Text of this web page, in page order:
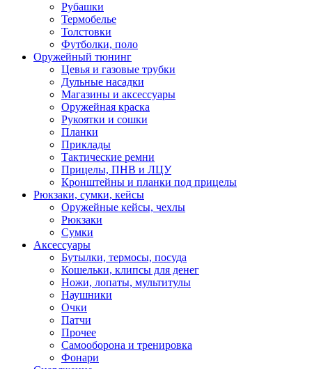
Рубашки
Термобелье
Толстовки
Футболки, поло
Оружейный тюнинг
Цевья и газовые трубки
Дульные насадки
Магазины и аксессуары
Оружейная краска
Рукоятки и сошки
Планки
Приклады
Тактические ремни
Прицелы, ПНВ и ЛЦУ
Кронштейны и планки под прицелы
Рюкзаки, сумки, кейсы
Оружейные кейсы, чехлы
Рюкзаки
Сумки
Аксессуары
Бутылки, термосы, посуда
Кошельки, клипсы для денег
Ножи, лопаты, мультитулы
Наушники
Очки
Патчи
Прочее
Самооборона и тренировка
Фонари